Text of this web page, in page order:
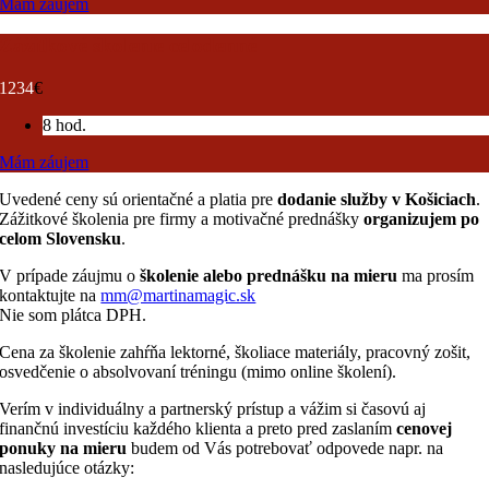
1234€
8 hod.
Mám záujem
Uvedené ceny sú orientačné a platia predodanie služby v Košiciach.
Zážitkové školenia pre firmy a motivačné prednáškyorganizujem po
celom Slovensku.
V prípade záujmu oškolenie alebo prednášku na mieru ma prosím
kontaktujte namm@martinamagic.sk
Nie som plátca DPH.
Cena za školenie zahŕňa lektorné, školiace materiály, pracovný zošit,
osvedčenie o absolvovaní tréningu (mimo online školení).
Verím v individuálny a partnerský prístup a vážim si časovú aj
finančnú investíciu každého klienta a preto pred zaslanímcenovej
ponuky na mieru budem od Vás potrebovať odpovede napr. na
nasledujúce otázky: